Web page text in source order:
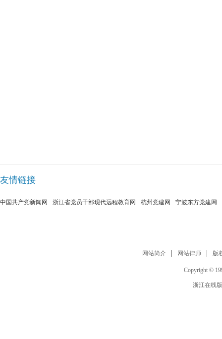
友情链接
中国共产党新闻网 浙江省党员干部现代远程教育网 杭州党建网 宁波东方党建网
网站简介 网站律师 版
Copyright ©
浙江在线